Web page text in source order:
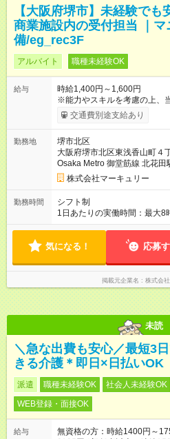
【大阪府堺市】未経験でも
商業施設内の受付担当 ｜マ
備/eg_rec3F
アルバイト 職種未経験OK
給与
時給1,400円～1,600円
※能力やスキルを考慮の上、当
給例》 ～時給1,400円の場合
＝246,400円 【試用期間】試用期間あり 試用期間の長さ：3ヶ月
交通費別途支給あり
勤務地
堺市北区
大阪府堺市北区東浅香山町４
Osaka Metro 御堂筋線 北花田
株式会社マーキュリー
勤務時間
シフト制
1日あたりの実働時間：最大
間／休憩1時間） ■シフト例 早番：9：30～18：30 遅番：12：
気になる！ 応募
掲載元企業名 株式会
未読
＼急な出費も安心／最短3
きる介護＊即日×日払いOK
派遣 職種未経験OK 社会人未経験OK
WEB登録・面接OK
給与
無資格の方：時給1400円～